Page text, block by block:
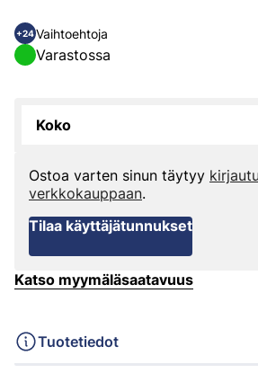
+24Vaihtoehtoja
Varastossa
Koko
Ostoa varten sinun täytyy
verkkokauppaan.
Tilaa käyttäjätunnukset
Katso myymäläsaatavuus
Tuotetiedot